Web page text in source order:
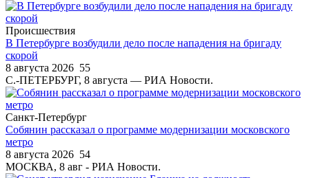
Происшествия
В Петербурге возбудили дело после нападения на бригаду
скорой
8 августа 2026 55
С.-ПЕТЕРБУРГ, 8 августа — РИА Новости.
Санкт-Петербург
Собянин рассказал о программе модернизации московского
метро
8 августа 2026 54
МОСКВА, 8 авг - РИА Новости.